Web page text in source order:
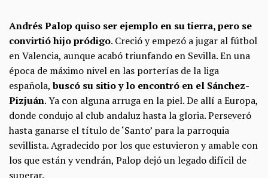
Andrés Palop quiso ser ejemplo en su tierra, pero se
convirtió hijo pródigo. Creció y empezó a jugar al fútbol
en Valencia, aunque acabó triunfando en Sevilla. En una
época de máximo nivel en las porterías de la liga
española,buscó su sitio y lo encontró en el Sánchez-
Pizjuán. Ya con alguna arruga en la piel. De allí a Europa,
donde condujo al club andaluz hasta la gloria. Perseveró
hasta ganarse el título de ‘Santo’ para la parroquia
sevillista. Agradecido por los que estuvieron y amable con
los que están y vendrán, Palop dejó un legado difícil de
superar.